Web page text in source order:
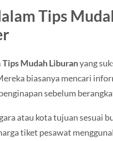
Tips
Tips Mudah Liburanyang
biasanya mencari
sebelum
atau kota tujuan sesuai
tiket pesawat